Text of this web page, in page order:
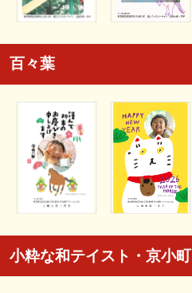
百々葉
小粋な和テイスト・京小町